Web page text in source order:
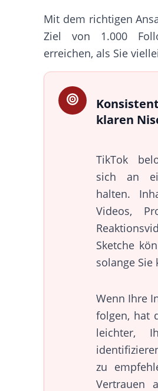
Mit dem richtigen
Ziel von 1.000
erreichen, als Sie
klaren
TikTok
sich an
halten.
Videos,
Sketche
solange
Wenn Ihre
folgen, hat
leichter,
zu
Vertrauen